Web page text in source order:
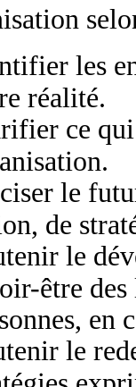
les
réalité.
ce
le
de
le
être des
en
le